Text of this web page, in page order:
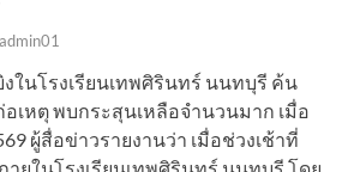
admin01
ในโรงเรียนเทพศิรินทร์ นนทบุรี ค้น
อเหตุ พบกระสุนเหลือจำนวนมาก เมื่อ
ผู้สื่อข่าวรายงานว่า เมื่อช่วงเช้าที่